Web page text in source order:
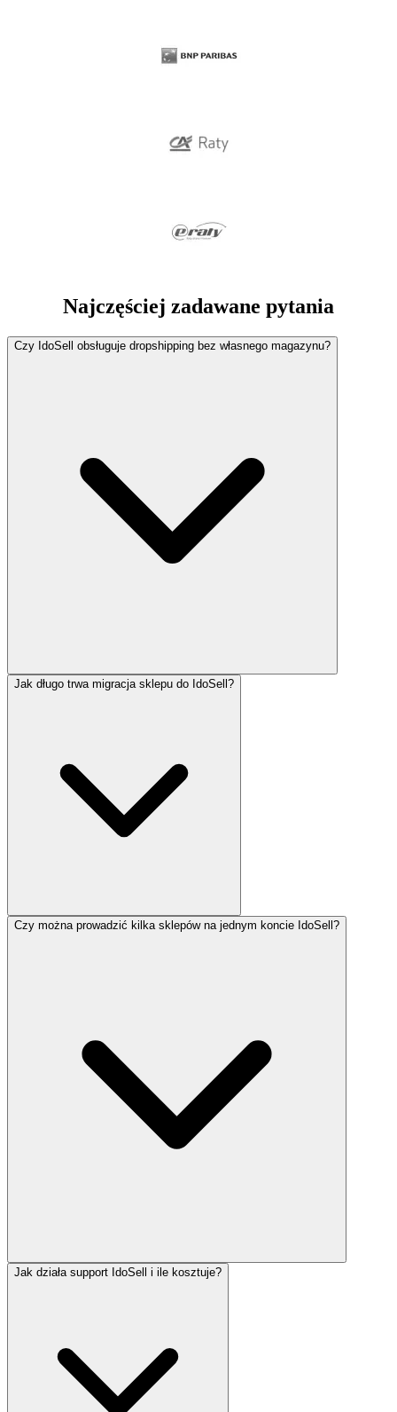
Najczęściej zadawane pytania
Czy IdoSell obsługuje dropshipping bez własnego magazynu?
Jak długo trwa migracja sklepu do IdoSell?
Czy można prowadzić kilka sklepów na jednym koncie IdoSell?
Jak działa support IdoSell i ile kosztuje?